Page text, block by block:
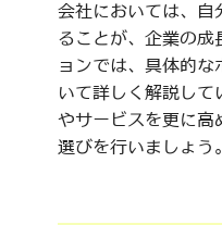
会社においては、自
ることが、企業の成
ョンでは、具体的
いて詳しく解説して
やサービスを更に高
選びを行いましょう。